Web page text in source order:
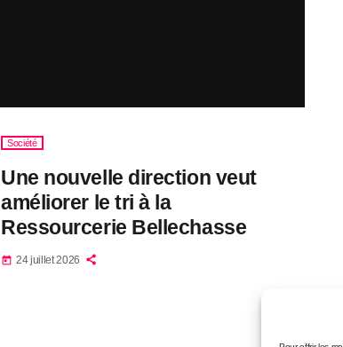
Société
Une nouvelle direction veut
améliorer le tri à la
Ressourcerie Bellechasse
today 24 juillet 2026